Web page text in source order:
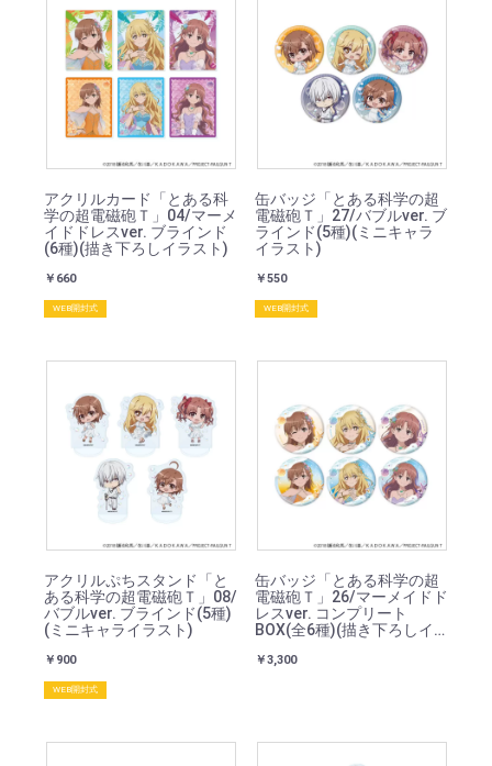
アクリルカード「とある科
学の超電磁砲Ｔ」04/マーメ
イドドレスver. ブラインド
(6種)(描き下ろしイラスト)
￥660
WEB開封式
缶バッジ「とある科学の超
電磁砲Ｔ」27/バブルver. ブ
ラインド(5種)(ミニキャラ
イラスト)
￥550
WEB開封式
アクリルぷちスタンド「と
ある科学の超電磁砲Ｔ」08/
バブルver. ブラインド(5種)
(ミニキャライラスト)
￥900
WEB開封式
缶バッジ「とある科学の超
電磁砲Ｔ」26/マーメイドド
レスver. コンプリート
BOX(全6種)(描き下ろしイ
￥3,300